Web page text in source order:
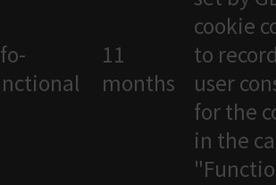
11
months
cookie
to
user
for the
in the